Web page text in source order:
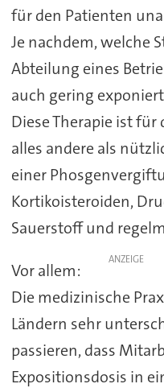
für den Patienten
Je nachdem, welche
Abteilung eines
auch gering
Diese Therapie ist
alles andere als
einer
Kortikoisteroiden,
Sauerstoff und
ANZEIGE
Vor allem:
Die medizinische
Ländern sehr
passieren, dass
Expositionsdosis in